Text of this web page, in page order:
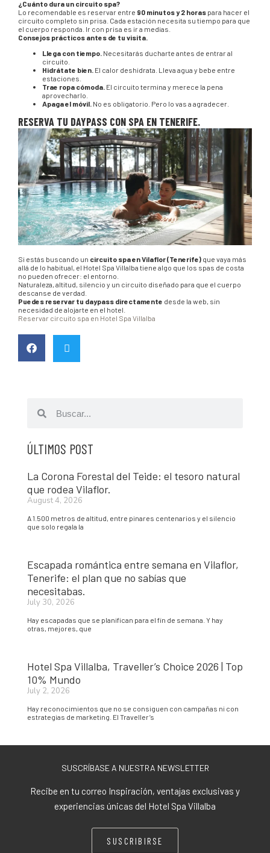
¿Cuánto dura un circuito spa?
Lo recomendable es reservar entre 90 minutos y 2 horas para hacer el
circuito completo sin prisa. Cada estación necesita su tiempo para que
el cuerpo responda. Ir con prisa es ir a medias.
Consejos prácticos antes de tu visita.
Llega con tiempo. Necesitarás ducharte antes de entrar al
circuito.
Hidrátate bien. El calor deshidrata. Lleva agua y bebe entre
estaciones.
Trae ropa cómoda. El circuito termina y merece la pena
aprovecharlo.
Apaga el móvil. No es obligatorio. Pero lo vas a agradecer.
RESERVA TU DAYPASS CON SPA EN TENERIFE.
Si estás buscando un circuito spa en Vilaflor (Tenerife) que vaya más
allá de lo habitual, el Hotel Spa Villalba tiene algo que los spas de costa
no pueden ofrecer: el entorno.
Naturaleza, altitud, silencio y un circuito diseñado para que el cuerpo
descanse de verdad.
Puedes reservar tu daypass directamente desde la web, sin
necesidad de alojarte en el hotel.
Reservar circuito spa en Hotel Spa Villalba
ÚLTIMOS POST
La Corona Forestal del Teide: el tesoro natural
que rodea Vilaflor.
August 4, 2026
A 1.500 metros de altitud, entre pinares centenarios y el silencio
que solo regala la
Escapada romántica entre semana en Vilaflor,
Tenerife: el plan que no sabías que
necesitabas.
July 30, 2026
Hay escapadas que se planifican para el fin de semana. Y hay
otras, mejores, que
Hotel Spa Villalba, Traveller’s Choice 2026 | Top
10% Mundo
July 2, 2026
Hay reconocimientos que no se consiguen con campañas ni con
estrategias de marketing. El Traveller’s
SUSCRÍBASE A NUESTRA NEWSLETTER
Recibe en tu correo Inspiración, ventajas exclusivas y
experiencias únicas del Hotel Spa Villalba
SUSCRIBIRSE